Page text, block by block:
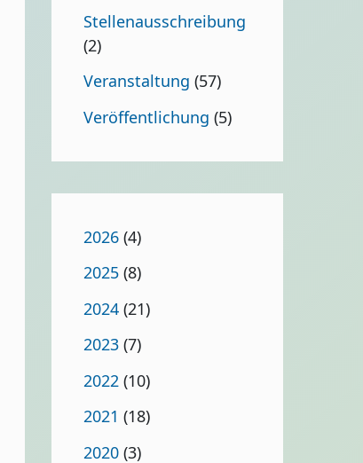
Stellenausschreibung
(2)
Veranstaltung (57)
Veröffentlichung (5)
2026 (4)
2025 (8)
2024 (21)
2023 (7)
2022 (10)
2021 (18)
2020 (3)